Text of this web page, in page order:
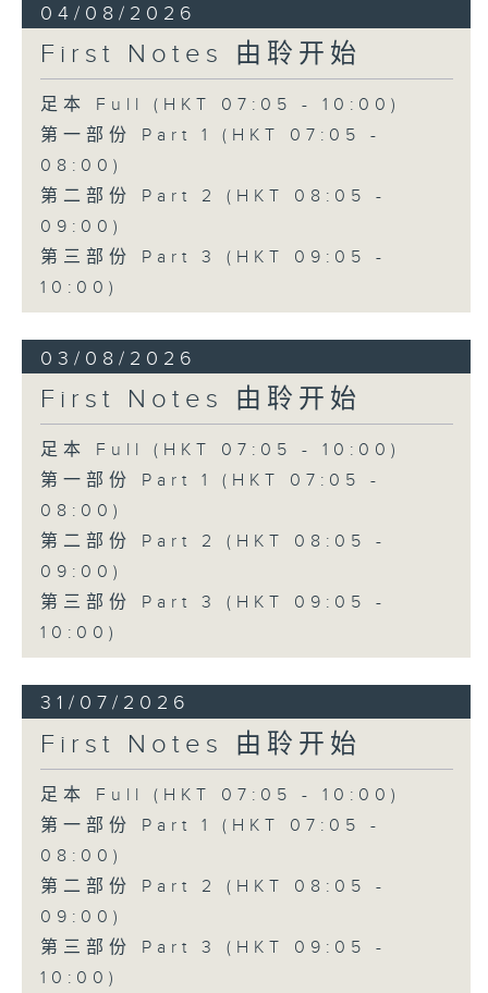
04/08/2026
First Notes 由聆开始
足本 Full (HKT 07:05 - 10:00)
第一部份 Part 1 (HKT 07:05 -
08:00)
第二部份 Part 2 (HKT 08:05 -
09:00)
第三部份 Part 3 (HKT 09:05 -
10:00)
03/08/2026
First Notes 由聆开始
足本 Full (HKT 07:05 - 10:00)
第一部份 Part 1 (HKT 07:05 -
08:00)
第二部份 Part 2 (HKT 08:05 -
09:00)
第三部份 Part 3 (HKT 09:05 -
10:00)
31/07/2026
First Notes 由聆开始
足本 Full (HKT 07:05 - 10:00)
第一部份 Part 1 (HKT 07:05 -
08:00)
第二部份 Part 2 (HKT 08:05 -
09:00)
第三部份 Part 3 (HKT 09:05 -
10:00)